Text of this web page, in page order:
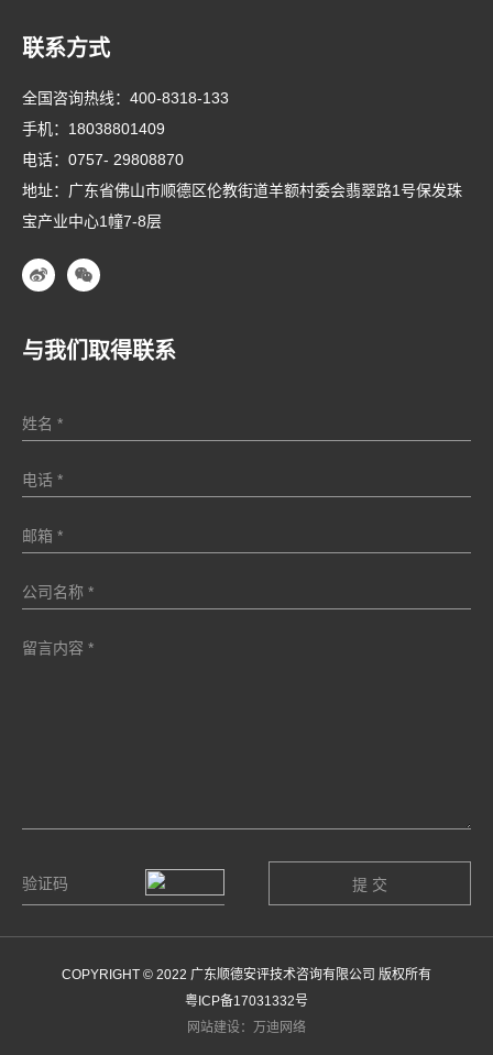
联系方式
全国咨询热线： 400-8318-133
手机： 18038801409
电话： 0757- 29808870
地址：广东省佛山市顺德区伦教街道羊额村委会翡翠路1号保发珠
宝产业中心1幢7-8层
与我们取得联系
COPYRIGHT © 2022 广东顺德安评技术咨询有限公司 版权所有
粤ICP备17031332号
网站建设：万迪网络